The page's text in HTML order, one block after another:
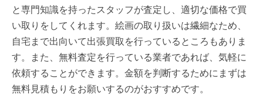
と専門知識を持ったスタッフが査定し、適切な価格で買
い取りをしてくれます。絵画の取り扱いは繊細なため、
自宅まで出向いて出張買取を行っているところもありま
す。また、無料査定を行っている業者であれば、気軽に
依頼することができます。金額を判断するためにまずは
無料見積もりをお願いするのがおすすめです。